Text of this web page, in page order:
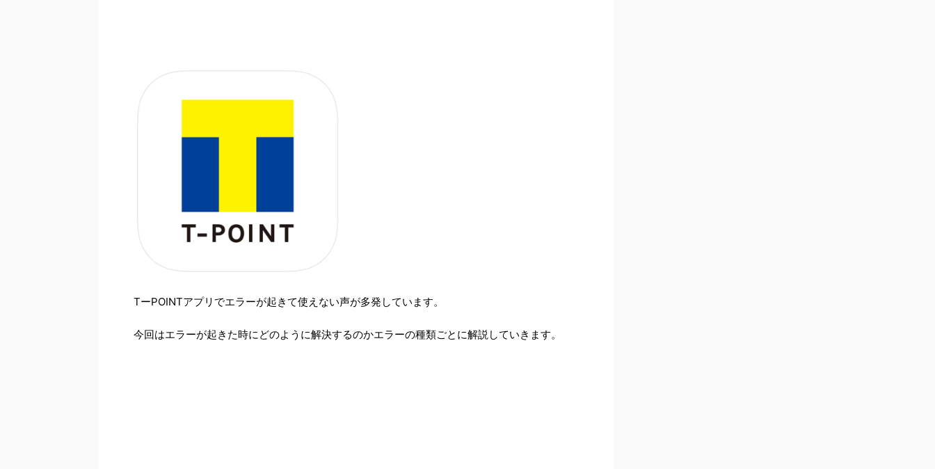
TーPOINTアプリでエラーが起きて使えない声が多発しています。
今回はエラーが起きた時にどのように解決するのかエラーの種類ごとに解説していきます。